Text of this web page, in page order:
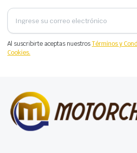
Al suscribirte aceptas nuestrosTérminos y
Cookies.